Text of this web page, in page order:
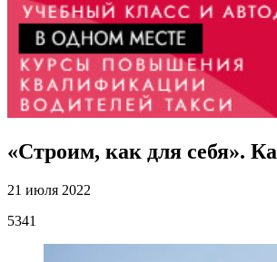
«Строим, как для себя».
21 июля 2022
5341